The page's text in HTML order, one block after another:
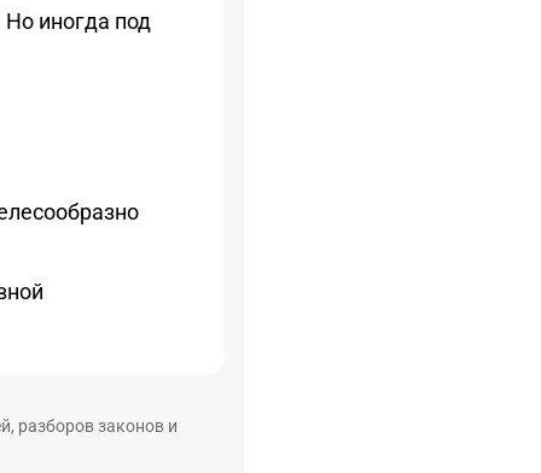
иногда под
разборов законов и